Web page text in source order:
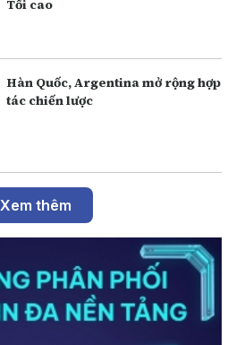
Tối cao
Hàn Quốc, Argentina mở rộng hợp
tác chiến lược
Xem thêm